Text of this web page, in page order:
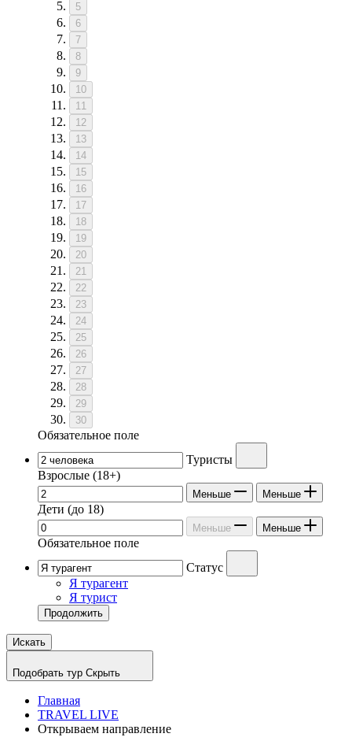
5
6
7
8
9
10
11
12
13
14
15
16
17
18
19
20
21
22
23
24
25
26
27
28
29
30
Обязательное поле
Туристы
Взрослые (18+)
Меньше Меньше
Дети (до 18)
Меньше Меньше
Обязательное поле
Статус
Я турагент
Я турист
Продолжить
Искать
Подобрать тур Скрыть
Главная
TRAVEL LIVE
Открываем направление